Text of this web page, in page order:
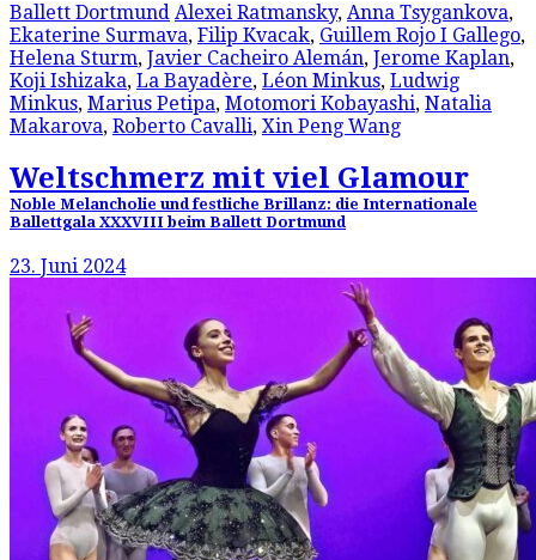
Ballett Dortmund Alexei Ratmansky, Anna Tsygankova,
Ekaterine Surmava, Filip Kvacak, Guillem Rojo I Gallego,
Helena Sturm, Javier Cacheiro Alemán, Jerome Kaplan,
Koji Ishizaka, La Bayadère, Léon Minkus, Ludwig
Minkus, Marius Petipa, Motomori Kobayashi, Natalia
Makarova, Roberto Cavalli, Xin Peng Wang
Weltschmerz mit viel Glamour
Noble Melancholie und festliche Brillanz: die Internationale
Ballettgala XXXVIII beim Ballett Dortmund
23. Juni 2024